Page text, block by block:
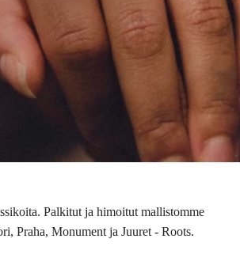
Palkitut ja himoitut mallistomme
Praha, Monument ja Juuret - Roots.